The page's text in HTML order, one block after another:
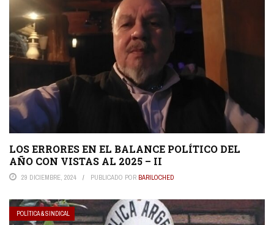
LOS ERRORES EN EL BALANCE POLÍTICO DEL
AÑO CON VISTAS AL 2025 – II
29 DICIEMBRE, 2024 PUBLICADO POR BARILOCHED
POLÍTICA & SINDICAL